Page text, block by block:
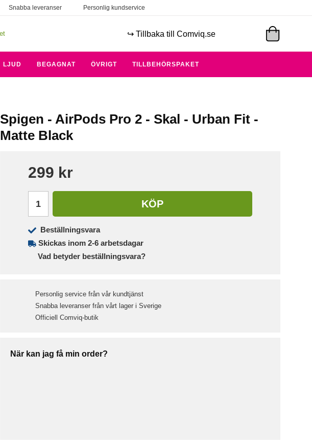
Snabba leveranser Personlig kundservice
↪️ Tillbaka till Comviq.se
LJUD BEGAGNAT ÖVRIGT TILLBEHÖRSPAKET
Spigen - AirPods Pro 2 - Skal - Urban Fit -
Matte Black
299 kr
KÖP
Beställningsvara
Skickas inom 2-6 arbetsdagar
Vad betyder beställningsvara?
Personlig service från vår kundtjänst
Snabba leveranser från vårt lager i Sverige
Officiell Comviq-butik
När kan jag få min order?